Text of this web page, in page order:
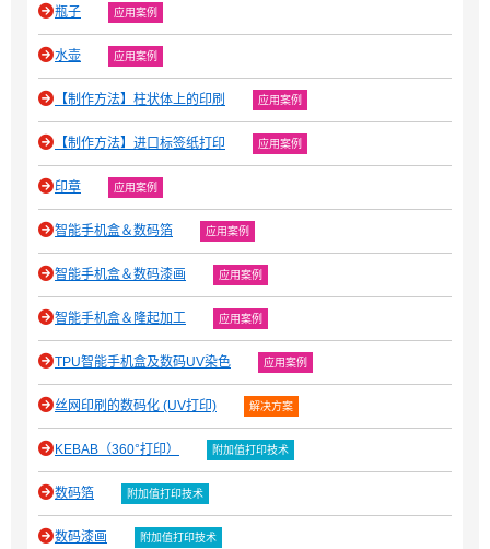
瓶子 应用案例
水壶 应用案例
【制作方法】柱状体上的印刷 应用案例
【制作方法】进口标签纸打印 应用案例
印章 应用案例
智能手机盒＆数码箔 应用案例
智能手机盒＆数码漆画 应用案例
智能手机盒＆隆起加工 应用案例
TPU智能手机盒及数码UV染色 应用案例
丝网印刷的数码化 (UV打印) 解决方案
KEBAB（360°打印） 附加值打印技术
数码箔 附加值打印技术
数码漆画 附加值打印技术